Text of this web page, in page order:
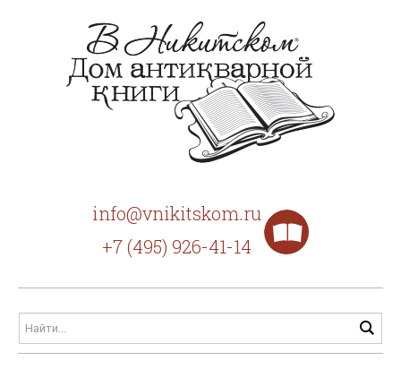
info@vnikitskom.ru
+7 (495) 926-41-14